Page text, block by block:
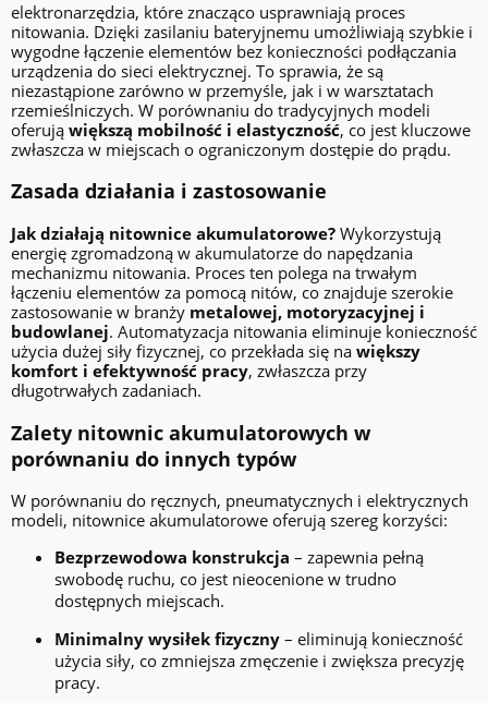
elektronarzędzia, które znacząco usprawniają proces
nitowania. Dzięki zasilaniu bateryjnemu umożliwiają szybkie i
wygodne łączenie elementów bez konieczności podłączania
urządzenia do sieci elektrycznej. To sprawia, że są
niezastąpione zarówno w przemyśle, jak i w warsztatach
rzemieślniczych. W porównaniu do tradycyjnych modeli
oferują większą mobilność i elastyczność, co jest kluczowe
zwłaszcza w miejscach o ograniczonym dostępie do prądu.
Zasada działania i zastosowanie
Jak działają nitownice akumulatorowe? Wykorzystują
energię zgromadzoną w akumulatorze do napędzania
mechanizmu nitowania. Proces ten polega na trwałym
łączeniu elementów za pomocą nitów, co znajduje szerokie
zastosowanie w branży metalowej, motoryzacyjnej i
budowlanej. Automatyzacja nitowania eliminuje konieczność
użycia dużej siły fizycznej, co przekłada się na większy
komfort i efektywność pracy, zwłaszcza przy
długotrwałych zadaniach.
Zalety nitownic akumulatorowych w
porównaniu do innych typów
W porównaniu do ręcznych, pneumatycznych i elektrycznych
modeli, nitownice akumulatorowe oferują szereg korzyści:
Bezprzewodowa konstrukcja – zapewnia pełną
swobodę ruchu, co jest nieocenione w trudno
dostępnych miejscach.
Minimalny wysiłek fizyczny – eliminują konieczność
użycia siły, co zmniejsza zmęczenie i zwiększa precyzję
pracy.